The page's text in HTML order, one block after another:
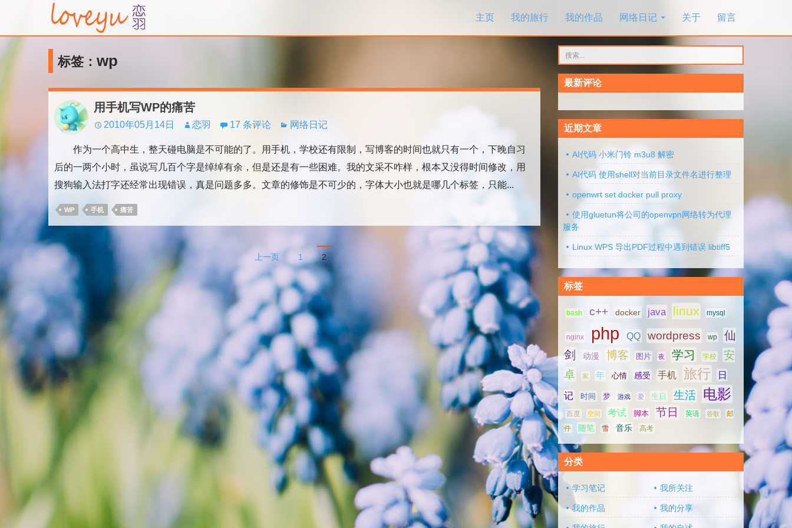
主页
我的旅行 我的作品 网络日记 关于 留言
标签： wp
用手机写WP的痛苦
2010年05月14日 恋羽 17 条评论 网络日记
作为一个高中生，整天碰电脑是不可能的了。用手机，学校还有限制，写博客的时间也就只有一个，下晚自习
后的一两个小时，虽说写几百个字是绰绰有余，但是还是有一些困难。我的文采不咋样，根本又没得时间修改，用
搜狗输入法打字还经常出现错误，真是问题多多。文章的修饰是不可少的，字体大小也就是哪几个标签，只能...
WP 手机 痛苦
文
分
页
上一页 1 2
索：
最新评论
近期文章
AI代码 小米门铃 m3u8 解密
AI代码 使用shell对当前目录文件名进行整理
openwrt set docker pull proxy
使用gluetun将公司的openvpn网络转为代理
服务
Linux WPS 导出PDF过程中遇到错误 libtiff5
标签
bash c++ docker java linux mysql
nginx php QQ wordpress wp
仙
剑
动漫 博客 图片 夜 学习 学校
安
卓
家 年 心情 感受 手机 旅行 日
记 时间 梦 游戏 爱 生日 生活 电影
百度 空间 考试 脚本 节日 英语 谷歌 邮
件 随笔 雪 音乐 高考
分类
学习笔记 我所关注
我的作品 我的分享